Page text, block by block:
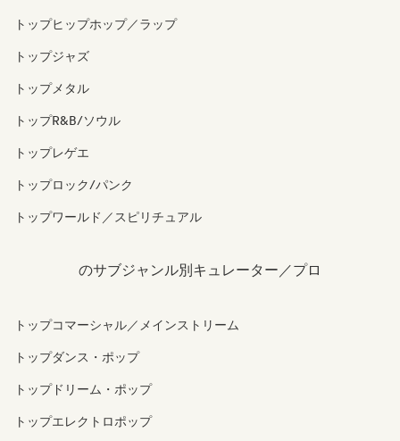
トップヒップホップ／ラップ
トップジャズ
トップメタル
トップR&B/ソウル
トップレゲエ
トップロック/パンク
トップワールド／スピリチュアル
のサブジャンル別キュレーター／プロ
トップコマーシャル／メインストリーム
トップダンス・ポップ
トップドリーム・ポップ
トップエレクトロポップ